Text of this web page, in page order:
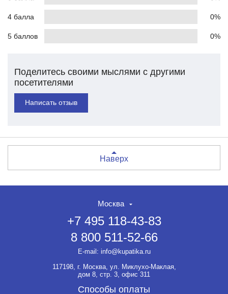
4 балла 0%
5 баллов 0%
Поделитесь своими мыслями с другими
посетителями
Написать отзыв
Наверх
Москва
+7 495 118-43-83
8 800 511-52-66
E-mail: info@kupatika.ru
117198, г. Москва, ул. Миклухо-Маклая,
дом 8, стр. 3, офис 311
Способы оплаты